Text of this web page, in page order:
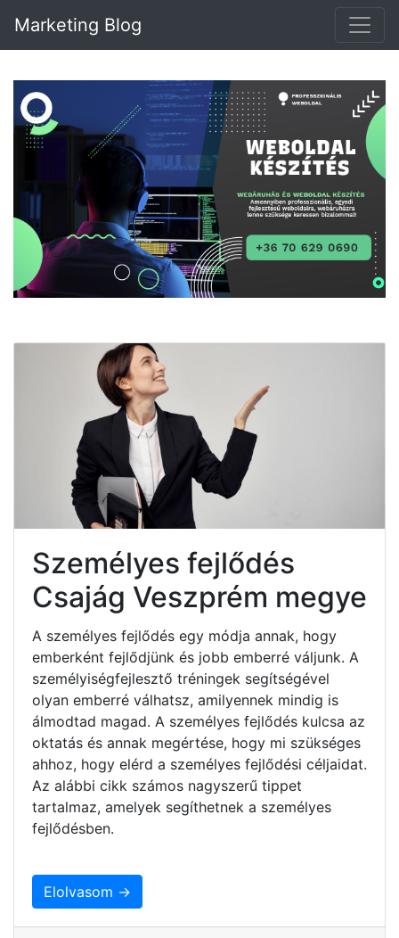
Marketing Blog
Személyes fejlődés
Csajág Veszprém megye
A személyes fejlődés egy módja annak, hogy
emberként fejlődjünk és jobb emberré váljunk. A
személyiségfejlesztő tréningek segítségével
olyan emberré válhatsz, amilyennek mindig is
álmodtad magad. A személyes fejlődés kulcsa az
oktatás és annak megértése, hogy mi szükséges
ahhoz, hogy elérd a személyes fejlődési céljaidat.
Az alábbi cikk számos nagyszerű tippet
tartalmaz, amelyek segíthetnek a személyes
fejlődésben.
Elolvasom →